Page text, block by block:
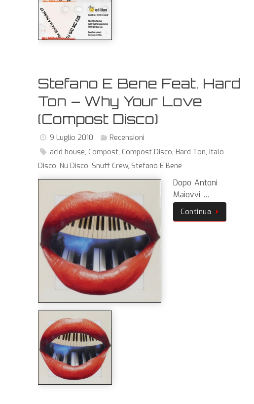
Stefano E Bene Feat. Hard
Ton – Why Your Love
(Compost Disco)
9 Luglio 2010
Recensioni
acid house, Compost, Compost Disco,Hard Ton,Italo
Disco, Nu Disco, Snuff Crew, Stefano E Bene
Dopo Antoni
Maiovvi …
Continua